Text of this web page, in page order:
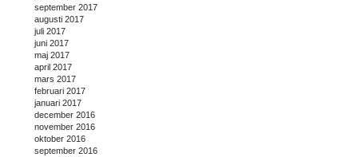
september 2017
augusti 2017
juli 2017
juni 2017
maj 2017
april 2017
mars 2017
februari 2017
januari 2017
december 2016
november 2016
oktober 2016
september 2016